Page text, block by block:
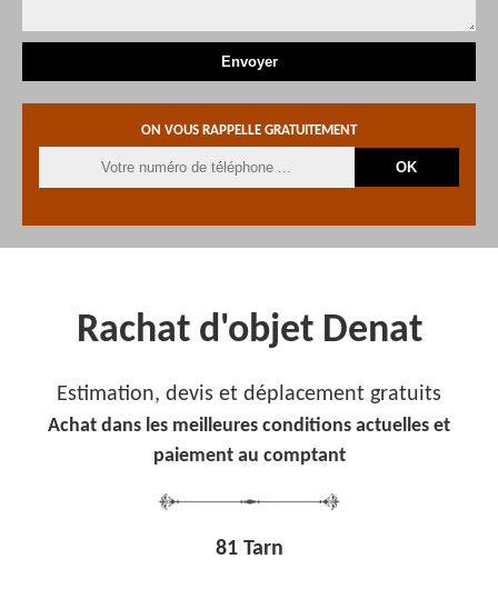
ON VOUS RAPPELLE GRATUITEMENT
Rachat d'objet Denat
Estimation, devis et déplacement gratuits
Achat dans les meilleures conditions actuelles et
paiement au comptant
81 Tarn